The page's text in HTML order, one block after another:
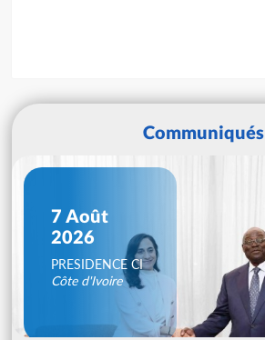
Communiqués
7 Août
2026
PRESIDENCE CI
Côte d'Ivoire